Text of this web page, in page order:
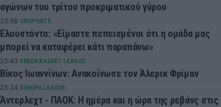
αγώνων του τρίτου προκριματικού γύρου
23:56 ONSPORTS
Ελουστόντο: «Είμαστε πεπεισμένοι ότι η ομάδα μας
μπορεί να καταφέρει κάτι παραπάνω»
23:43 GREEK BASKET LEAGUE
Βίκος Ιωαννίνων: Ανακοίνωσε τον Άλερικ Φρίμαν
23:24 EUROPA LEAGUE
Άντερλεχτ - ΠΑΟΚ: Η ημέρα και η ώρα της ρεβάνς στις